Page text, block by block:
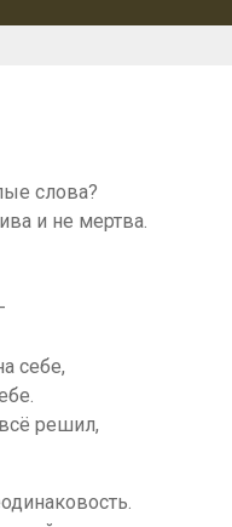
слова?
и не мертва.
себе,
решил,